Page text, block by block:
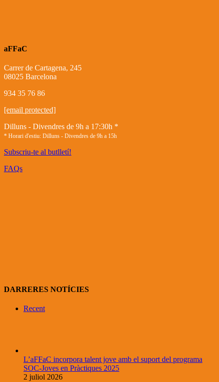
aFFaC
Carrer de Cartagena, 245
08025 Barcelona
934 35 76 86
[email protected]
Dilluns - Divendres de 9h a 17:30h *
* Horari d'estiu: Dilluns - Divendres de 9h a 15h
Subscriu-te al butlletí!
FAQs
DARRERES NOTÍCIES
Recent
L’aFFaC incorpora talent jove amb el suport del programa
SOC-Joves en Pràctiques 2025
2 juliol 2026